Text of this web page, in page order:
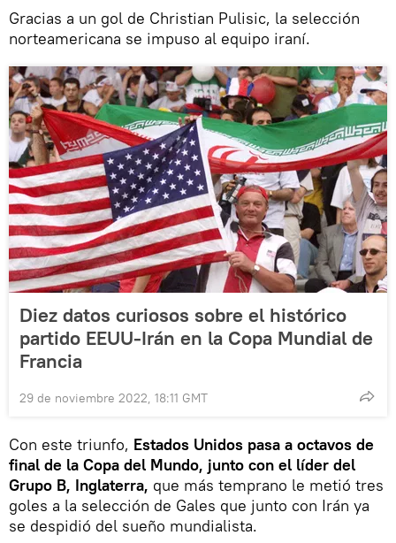
Gracias a un gol de Christian Pulisic, la selección
norteamericana se impuso al equipo iraní.
Diez datos curiosos sobre el histórico
partido EEUU-Irán en la Copa Mundial de
Francia
29 de noviembre 2022, 18:11 GMT
Con este triunfo, Estados Unidos pasa a octavos de
final de la Copa del Mundo, junto con el líder del
Grupo B, Inglaterra, que más temprano le metió tres
goles a la selección de Gales que junto con Irán ya
se despidió del sueño mundialista.